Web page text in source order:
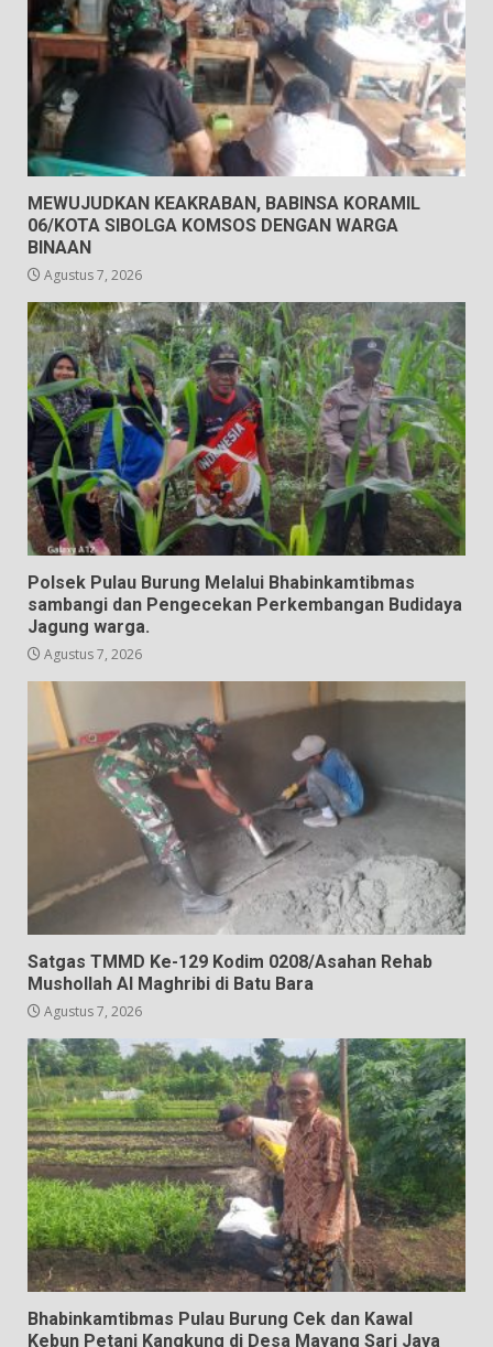
MEWUJUDKAN KEAKRABAN, BABINSA KORAMIL
06/KOTA SIBOLGA KOMSOS DENGAN WARGA
BINAAN
Agustus 7, 2026
Polsek Pulau Burung Melalui Bhabinkamtibmas
sambangi dan Pengecekan Perkembangan Budidaya
Jagung warga.
Agustus 7, 2026
Satgas TMMD Ke-129 Kodim 0208/Asahan Rehab
Mushollah Al Maghribi di Batu Bara
Agustus 7, 2026
Bhabinkamtibmas Pulau Burung Cek dan Kawal
Kebun Petani Kangkung di Desa Mayang Sari Jaya